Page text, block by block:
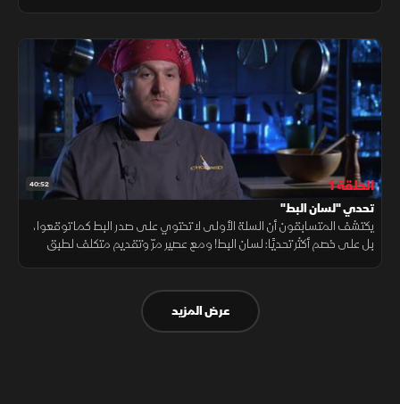
40:52 الحلقة 1
تحدي "لسان البط"
يكتشف المتسابقون أن السلة الأولى لا تحتوي على صدر البط كما توقعوا،
بل على خصم أكثر تحديًا: لسان البط! ومع عصير مرّ وتقديم متكلف لطبق
عرض المزيد